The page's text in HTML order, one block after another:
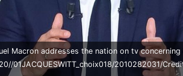
Macron addresses the nation on tv
01JACQUESWITT_choix018/2010282031/